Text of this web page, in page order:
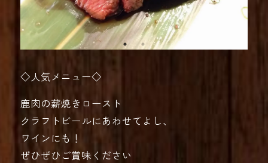
◇人気メニュー◇
鹿肉の薪焼きロースト
クラフトビールにあわせてよし、
ワインにも！
ぜひぜひご賞味ください